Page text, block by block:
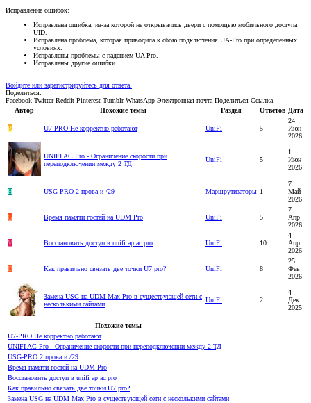
Исправление ошибок:
Исправлена ошибка, из-за которой не открывались двери с помощью мобильного доступа
UID.
Исправлена проблема, которая приводила к сбою подключения UA-Pro при определенных
условиях.
Исправлены проблемы с падением UA Pro.
Исправлены другие ошибки.
Войдите или зарегистрируйтесь для ответа.
Поделиться:
Facebook Twitter Reddit Pinterest Tumblr WhatsApp Электронная почта Поделиться Ссылка
Автор
Похожие темы Раздел Ответов Дата
R U7-PRO Не корректно работают UniFi 5
24
Июн
2026
UNIFI AC Pro - Ограничение скорости при
переподключении между 2 ТД
UniFi 5
1
Июн
2026
H USG-PRO 2 прова и /29 Маршрутизаторы 1
7
Май
2026
G Время памяти гостей на UDM Pro UniFi 5
7
Апр
2026
V Восстановить доступ в unifi ap ac pro UniFi 10
4
Апр
2026
D Как правильно связать две точки U7 pro? UniFi 8
25
Фев
2026
Замена USG на UDM Max Pro в существующей сети с
несколькими сайтами
UniFi 2
4
Дек
2025
Похожие темы
U7-PRO Не корректно работают
UNIFI AC Pro - Ограничение скорости при переподключении между 2 ТД
USG-PRO 2 прова и /29
Время памяти гостей на UDM Pro
Восстановить доступ в unifi ap ac pro
Как правильно связать две точки U7 pro?
Замена USG на UDM Max Pro в существующей сети с несколькими сайтами